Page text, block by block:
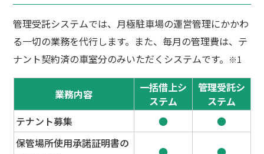
管理受託システムでは、月極駐車場の運営管理にかかわ
る一切の業務を代行します。また、毎月の管理費は、テ
ナント契約済の車室分のみいただくシステムです。 ※1
業務内容
一括借上シ
ステム
管理受託シ
ステム
テナント募集
●
●
保管場所使用承諾証明書の